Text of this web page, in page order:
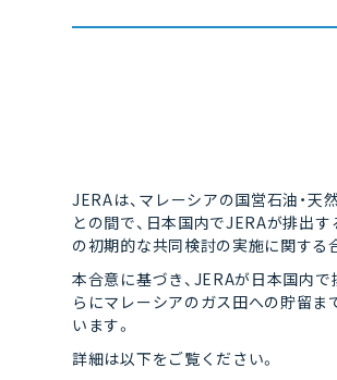
JERAは、マレーシアの国営石油・
との間で、日本国内でJERAが排出
の初期的な共同検討の実施に関す
本合意に基づき、JERAが日本国内で
らにマレーシアのガス田への貯留
います。
詳細は以下をご覧ください。